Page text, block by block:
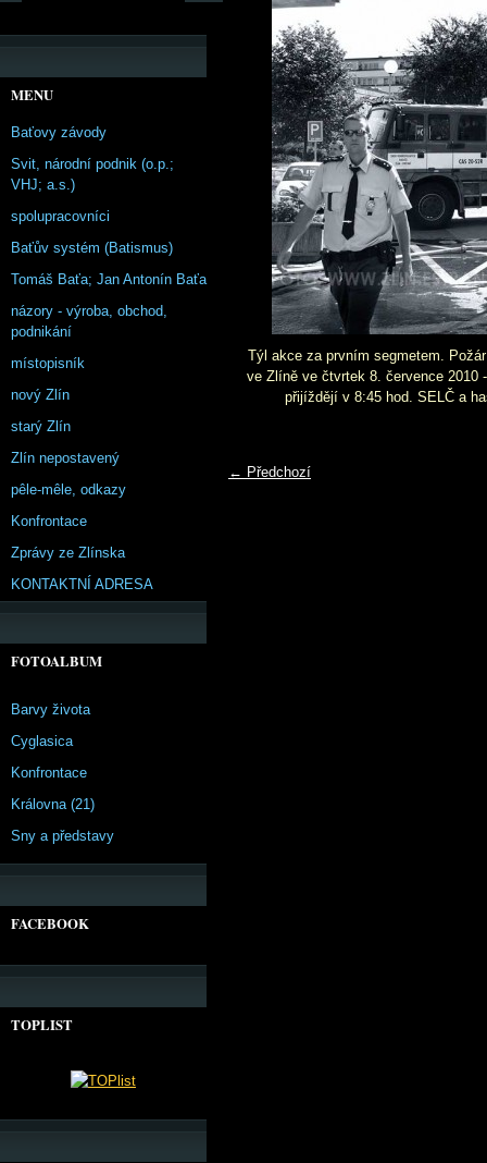
Týl akce za prvním segmetem.
ve Zlíně ve čtvrtek 8. července 2010
přijíždějí v 8:45 hod. SELČ a
← Předchozí
MENU
Baťovy závody
Svit, národní podnik (o.p.;
VHJ; a.s.)
spolupracovníci
Baťův systém (Batismus)
Tomáš Baťa; Jan Antonín Baťa
názory - výroba, obchod,
podnikání
místopisník
nový Zlín
starý Zlín
Zlín nepostavený
pêle-mêle, odkazy
Konfrontace
Zprávy ze Zlínska
KONTAKTNÍ ADRESA
FOTOALBUM
Barvy života
Cyglasica
Konfrontace
Královna (21)
Sny a představy
FACEBOOK
TOPLIST